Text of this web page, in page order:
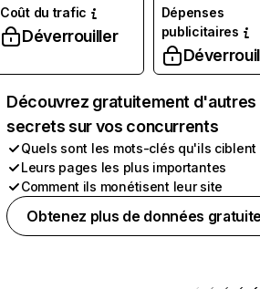
Coût du trafic
Déverrouiller
Dépenses
publicitaires
Découvrez gratuitement d'autres
secrets sur vos concurrents
Quels sont les mots-clés qu'ils ciblent
Leurs pages les plus importantes
Comment ils monétisent leur site
Obtenez plus de données